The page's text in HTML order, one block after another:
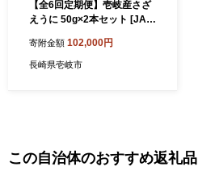
【全6回定期便】壱岐産さざ
えうに 50g×2本セット [JAO
円
寄附金額 102,000円
長崎県壱岐市
この自治体のおすすめ返礼品